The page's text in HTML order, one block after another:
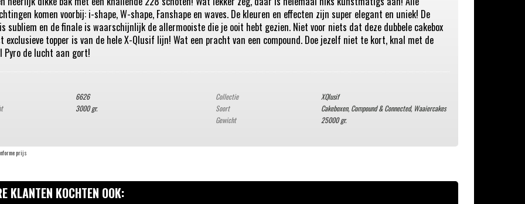
komen voorbij: i-shape, W-shape, Fanshape en waves. De kleuren en effecten zijn super elegant en uniek! De
subliem en de finale is waarschijnlijk de allermooiste die je ooit hebt gezien. Niet voor niets dat deze dubbele cakebox
exclusieve topper is van de hele X-Qlusif lijn! Wat een pracht van een compound. Doe jezelf niet te kort, knal met de
de lucht aan gort!
6626
3000 gr.
Collectie
XQlusif
Soort
Cakeboxen, Compound & Connected, Waaiercakes
Gewicht
25000 gr.
prijs
KLANTEN KOCHTEN OOK: